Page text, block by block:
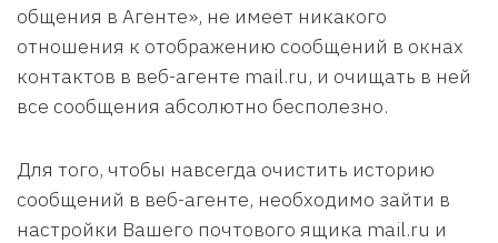
общения в Агенте», не имеет никакого
отношения к отображению сообщений в окнах
контактов в веб-агенте mail.ru, и очищать в ней
все сообщения абсолютно бесполезно.
Для того, чтобы навсегда очистить историю
сообщений в веб-агенте, необходимо зайти в
настройки Вашего почтового ящика mail.ru и